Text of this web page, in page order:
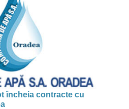
încheia contracte cu